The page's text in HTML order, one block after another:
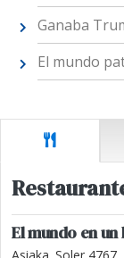
Ganaba
El mundo
El mundo en un
Asiaka. Soler